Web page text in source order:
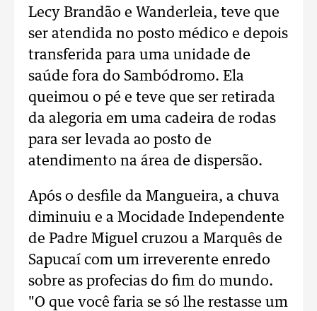
Lecy Brandão e Wanderleia, teve que
ser atendida no posto médico e depois
transferida para uma unidade de
saúde fora do Sambódromo. Ela
queimou o pé e teve que ser retirada
da alegoria em uma cadeira de rodas
para ser levada ao posto de
atendimento na área de dispersão.
Após o desfile da Mangueira, a chuva
diminuiu e a Mocidade Independente
de Padre Miguel cruzou a Marquês de
Sapucaí com um irreverente enredo
sobre as profecias do fim do mundo.
"O que você faria se só lhe restasse um